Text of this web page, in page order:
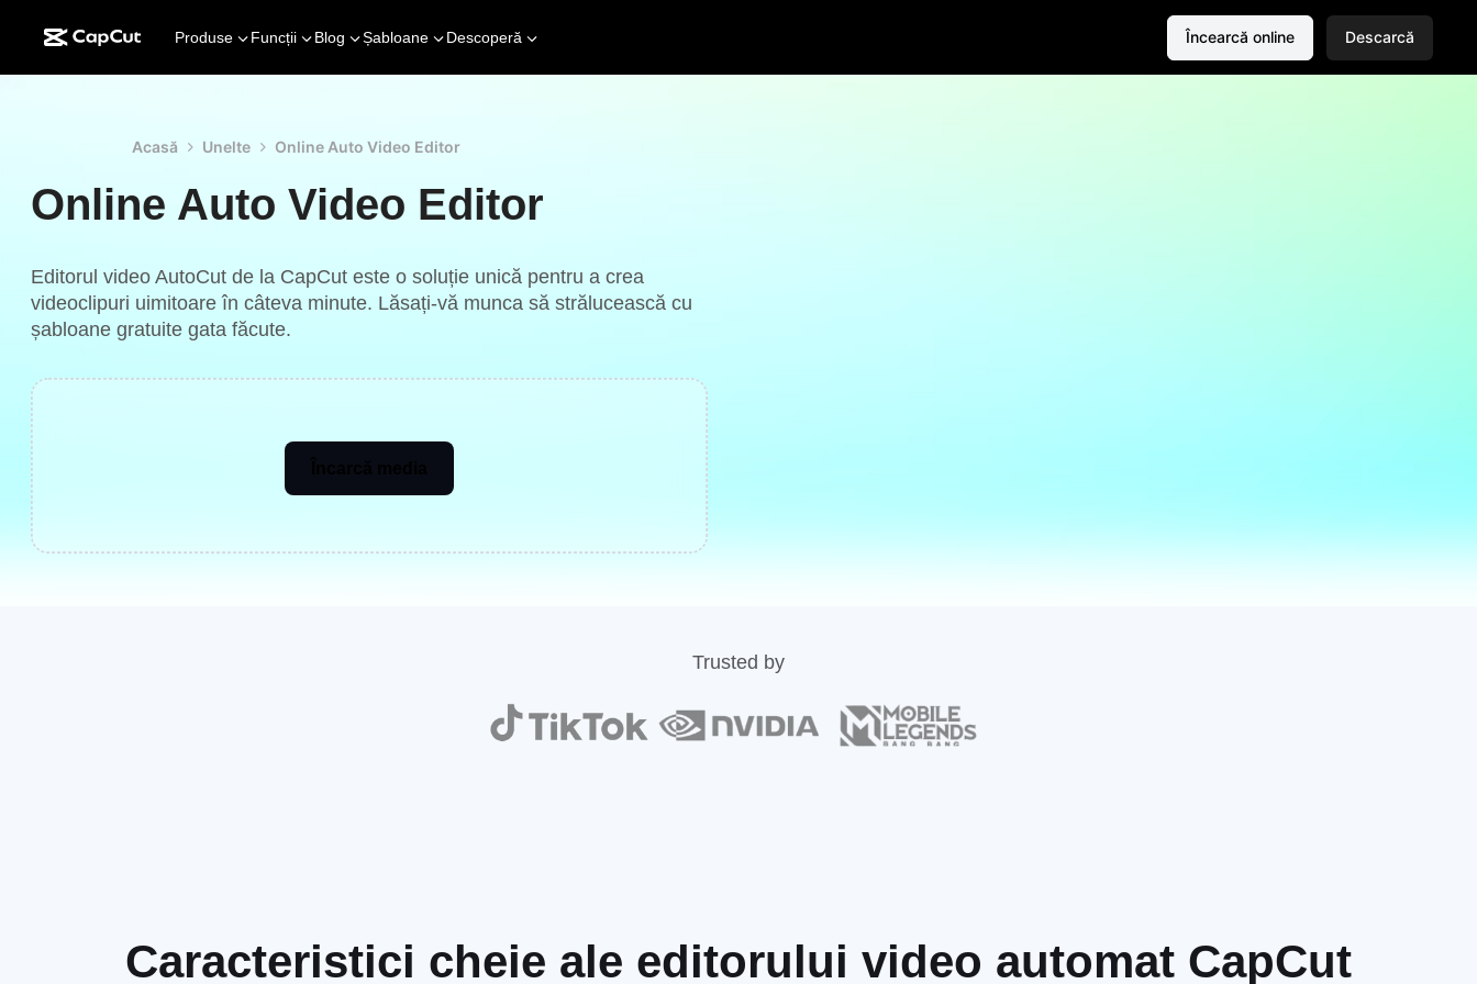
Produse Funcții Blog Șabloane Descoperă Încearcă online Descarcă
Acasă Unelte Online Auto Video Editor
Online Auto Video Editor
Editorul video AutoCut de la CapCut este o soluție unică pentru a crea
videoclipuri uimitoare în câteva minute. Lăsați-vă munca să strălucească cu
șabloane gratuite gata făcute.
Trusted by
Caracteristici cheie ale editorului video automat CapCut